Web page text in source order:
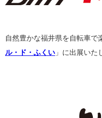
自然豊かな福井県を自転車で
ル・ド・ふくい 」に出展いた